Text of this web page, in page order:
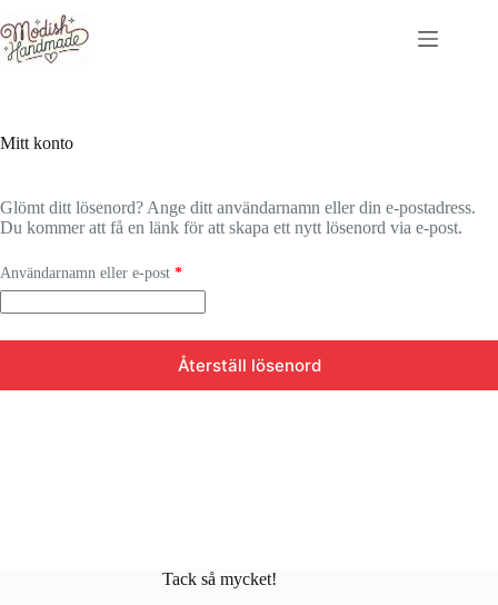
till
innehåll
Mitt konto
Glömt ditt lösenord? Ange ditt användarnamn eller din e-postadress.
Du kommer att få en länk för att skapa ett nytt lösenord via e-post.
Användarnamn eller e-post *Obligatoriskt
Återställ lösenord
Tack så mycket!